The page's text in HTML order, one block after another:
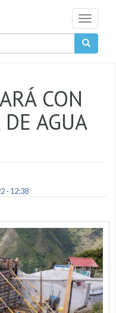
Toggle
CON
AGUA
- 12:38